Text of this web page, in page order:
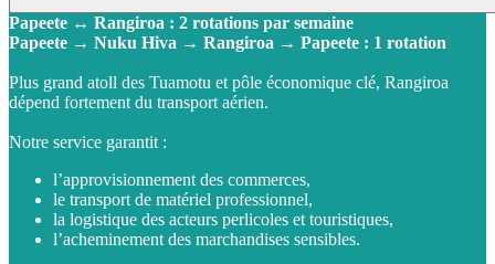
Papeete ↔ Rangiroa : 2 rotations par semaine
Papeete → Nuku Hiva → Rangiroa → Papeete : 1 rotation
Plus grand atoll des Tuamotu et pôle économique clé, Rangiroa
dépend fortement du transport aérien.
Notre service garantit :
l’approvisionnement des commerces,
le transport de matériel professionnel,
la logistique des acteurs perlicoles et touristiques,
l’acheminement des marchandises sensibles.